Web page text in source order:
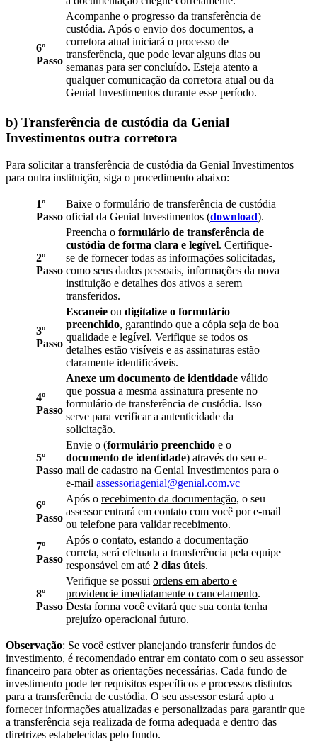
6º
Passo
Acompanhe o progresso da transferência de
custódia. Após o envio dos documentos, a
corretora atual iniciará o processo de
transferência, que pode levar alguns dias ou
semanas para ser concluído. Esteja atento a
qualquer comunicação da corretora atual ou da
Genial Investimentos durante esse período.
b) Transferência de custódia da Genial
Investimentos outra corretora
Para solicitar a transferência de custódia da Genial Investimentos
para outra instituição, siga o procedimento abaixo:
1º
Passo
Baixe o formulário de transferência de custódia
oficial da Genial Investimentos (download).
2º
Passo
Preencha o formulário de transferência de
custódia de forma clara e legível. Certifique-
se de fornecer todas as informações solicitadas,
como seus dados pessoais, informações da nova
instituição e detalhes dos ativos a serem
transferidos.
3º
Passo
Escaneie ou digitalize o formulário
preenchido, garantindo que a cópia seja de boa
qualidade e legível. Verifique se todos os
detalhes estão visíveis e as assinaturas estão
claramente identificáveis.
4º
Passo
Anexe um documento de identidade válido
que possua a mesma assinatura presente no
formulário de transferência de custódia. Isso
serve para verificar a autenticidade da
solicitação.
5º
Passo
Envie o (formulário preenchido e o
documento de identidade) através do seu e-
mail de cadastro na Genial Investimentos para o
e-mail assessoriagenial@genial.com.vc
6º
Passo
Após o recebimento da documentação, o seu
assessor entrará em contato com você por e-mail
ou telefone para validar recebimento.
7º
Passo
Após o contato, estando a documentação
correta, será efetuada a transferência pela equipe
responsável em até 2 dias úteis.
8º
Passo
Verifique se possui ordens em aberto e
providencie imediatamente o cancelamento.
Desta forma você evitará que sua conta tenha
prejuízo operacional futuro.
Observação: Se você estiver planejando transferir fundos de
investimento, é recomendado entrar em contato com o seu assessor
financeiro para obter as orientações necessárias. Cada fundo de
investimento pode ter requisitos específicos e processos distintos
para a transferência de custódia. O seu assessor estará apto a
fornecer informações atualizadas e personalizadas para garantir que
a transferência seja realizada de forma adequada e dentro das
diretrizes estabelecidas pelo fundo.